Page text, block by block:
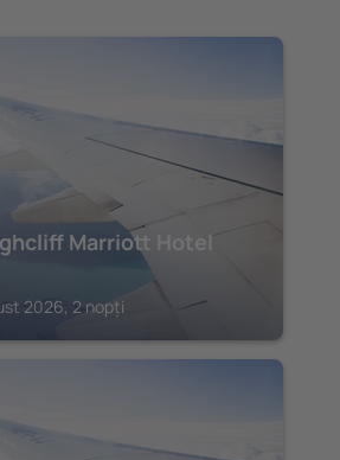
Marriott Hotel
2026, 2 nopți